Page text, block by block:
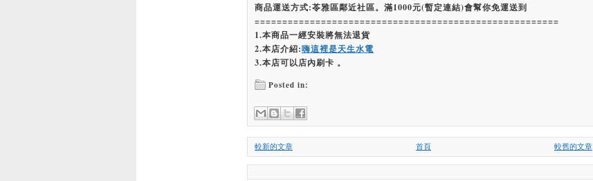
商品運送方式:苓雅區鄰近社區。滿1000元(暫定連結)會幫你免運送到
=======================================================
1.本商品一經安裝將無法退貨
2.本店介紹:嗨這裡是天生水電
3.本店可以店內刷卡 。
Posted in:
較新的文章 較舊的文章
首頁